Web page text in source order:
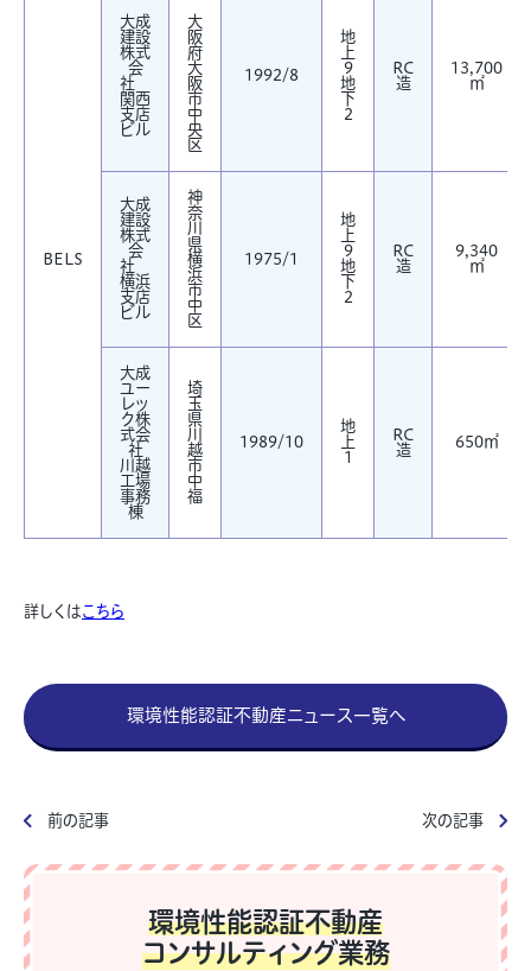
BELS
大成
建設
株式
会
社
関西
支店
ビル
大
阪
府
大
阪
市
中
央
区
1992/8
地
上
9
地
下
2
RC
造
13,700
㎡
大成
建設
株式
会
社
横浜
支店
ビル
神
奈
川
県
横
浜
市
中
区
1975/1
地
上
9
地
下
2
RC
造
9,340
㎡
大成
ユー
レッ
ク株
式会
社
川越
工場
事務
棟
埼
玉
県
川
越
市
中
福
1989/10
地
上
1
RC
造 650㎡
詳しくはこちら
環境性能認証不動産ニュース一覧へ
前の記事 次の記事
環境性能認証不動産
コンサルティング業務